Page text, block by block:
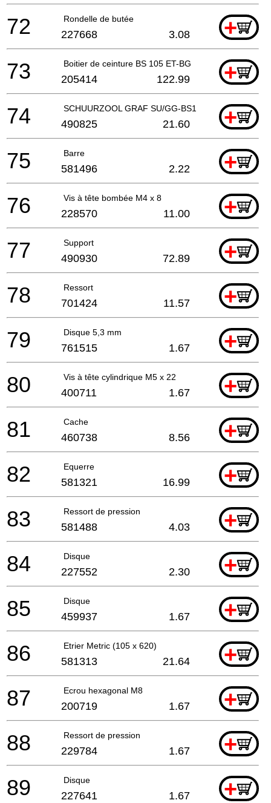
Rondelle de butée +
72 227668 3.08
Boitier de ceinture BS 105 ET-BG +
73 205414 122.99
SCHUURZOOL GRAF SU/GG-BS105 +
74 490825 21.60
Barre +
75 581496 2.22
Vis à tête bombée M4 x 8 +
76 228570 11.00
Support +
77 490930 72.89
Ressort +
78 701424 11.57
Disque 5,3 mm +
79 761515 1.67
Vis à tête cylindrique M5 x 22 +
80 400711 1.67
Cache +
81 460738 8.56
Equerre +
82 581321 16.99
Ressort de pression +
83 581488 4.03
Disque +
84 227552 2.30
Disque +
85 459937 1.67
Etrier Metric (105 x 620) +
86 581313 21.64
Ecrou hexagonal M8 +
87 200719 1.67
Ressort de pression +
88 229784 1.67
Disque +
89 227641 1.67